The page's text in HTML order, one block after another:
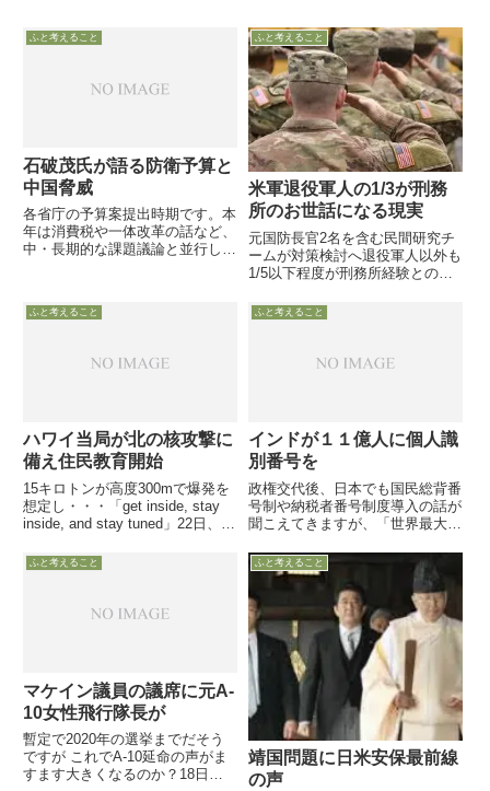
ふと考えること
石破茂氏が語る防衛予算と
中国脅威
各省庁の予算案提出時期です。本
年は消費税や一体改革の話など、
中・長期的な課題議論と並行して
すので、ご意見番のご意見を
ふと考えること
米軍退役軍人の1/3が刑務
所のお世話になる現実
元国防長官2名を含む民間研究チ
ームが対策検討へ退役軍人以外も
1/5以下程度が刑務所経験との米
隊後の社会復帰支援等の問題を分
析へ8月23日、犯罪に関する社会
CCJ（Council on...
ふと考えること
ハワイ当局が北の核攻撃に
備え住民教育開始
15キロトンが高度300mで爆発を
想定し・・・「get inside, stay
inside, and stay tuned」22日、ハ
らの核ミサイル攻撃に備え、住民
ふと考えること
インドが１１億人に個人識
別番号を
政権交代後、日本でも国民総背番
号制や納税者番号制度導入の話が
聞こえてきますが、「世界最大の
のぐ壮大な計画が始まったようで
す。月刊情報誌フォーサイト１０
月号によれば、インドは１１億人
の国民全員に個人識別番号を付
与...
ふと考えること
マケイン議員の議席に元A-
10女性飛行隊長が
暫定で2020年の選挙までだそう
ですが これでA-10延命の声がま
すます大きくなるのか？18日ア
ふと考えること
靖国問題に日米安保最前線
の声